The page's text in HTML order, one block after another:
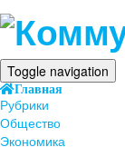
Toggle navigation
Главная
Рубрики
Общество
Экономика